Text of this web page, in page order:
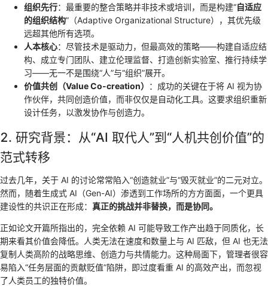
组织先行：最重要的整合策略并非技术或培训，而是构建“自适应
的组织结构”（Adaptive Organizational Structure），其优先级
远超其他所有选项。
人本核心：尽管技术是驱动力，但最高效的策略——构建自适应结
构、成立专门团队、建立伦理监督、打造创新实验室、推行持续学
习——无一不是围绕“人”与“组织”展开。
价值共创（Value Co-creation）
：成功的关键在于将 AI 视为协
作伙伴，共同创造价值，而非仅仅是自动化工具。这要求组织重新
设计任务，以激发协作与创造力。
2. 研究背景：从“AI 取代人”到“人机共创价值”的
范式转移
过去几年，关于 AI 的讨论常常陷入“创造就业”与“毁灭就业”的二元对立。
然而，随着生成式 AI（Gen-AI）渗透到工作场所的方方面面，一个更具
建设性的共识正在形成： 真正的挑战并非替换，而是协同。
正如论文开篇所指出的，完全依赖 AI 可能导致工作产出趋于同质化，长
期来看其价值会降低。人类无法在速度和数量上与 AI 匹敌，但 AI 也无法
复制人类高阶的战略思维、创造力与共情能力。这种局面下，管理者很容
易陷入“任务层面的贡献贬值”陷阱，即过度看重 AI 的高效产出，而忽视
了人类员工的独特价值。